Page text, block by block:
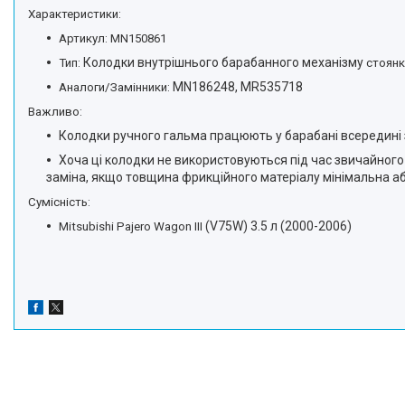
Характеристики:
Артикул: MN150861
Тип: Колодки внутрішнього барабанного механізму
Аналоги/Замінники: MN186248, MR535718
Важливо:
Колодки ручного гальма працюють у барабані
Хоча ці колодки не використовуються під час
заміна, якщо товщина фрикційного матеріалу мінімальна
Сумісність:
Mitsubishi Pajero Wagon III (V75W) 3.5 л (2000-2006)